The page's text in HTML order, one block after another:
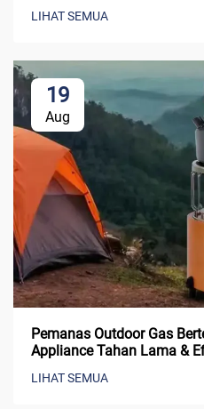
LIHAT SEMUA
19
Aug
Pemanas Outdoor Gas
Appliance Tahan Lama &
LIHAT SEMUA